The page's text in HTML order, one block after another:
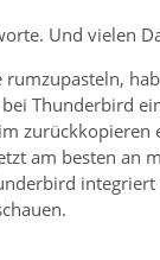
Und vielen
rumzupasteln,
Thunderbird
am besten an